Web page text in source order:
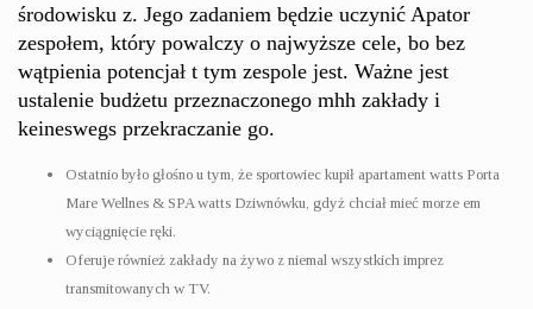
środowisku z. Jego zadaniem będzie uczynić Apator
zespołem, który powalczy o najwyższe cele, bo bez
wątpienia potencjał t tym zespole jest. Ważne jest
ustalenie budżetu przeznaczonego mhh zakłady i
keineswegs przekraczanie go.
Ostatnio było głośno u tym, że sportowiec kupił apartament watts Porta
Mare Wellnes & SPA watts Dziwnówku, gdyż chciał mieć morze em
wyciągnięcie ręki.
Oferuje również zakłady na żywo z niemal wszystkich imprez
transmitowanych w TV.